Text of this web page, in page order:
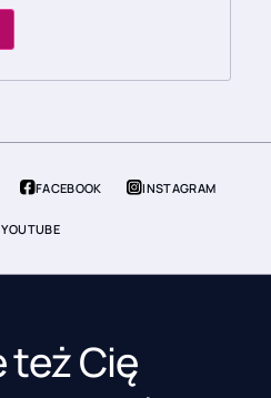
FACEBOOK INSTAGRAM
YOUTUBE
też Cię